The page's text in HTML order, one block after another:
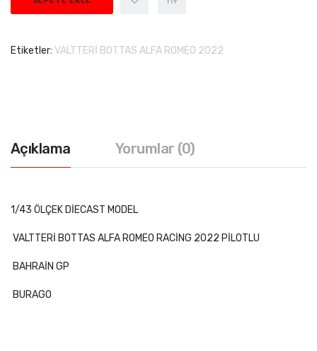
Etiketler: VALTTERİ BOTTAS ALFA ROMEO 2022
Açıklama Yorumlar (0)
1/43 ÖLÇEK DİECAST MODEL
VALTTERİ BOTTAS ALFA ROMEO RACİNG 2022 PİLOTLU
BAHRAİN GP
BURAGO